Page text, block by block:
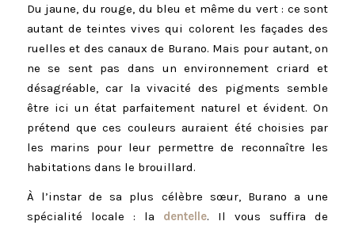
Du jaune, du rouge, du bleu et même du vert : ce sont
autant de teintes vives qui colorent les façades des
ruelles et des canaux de Burano. Mais pour autant, on
ne se sent pas dans un environnement criard et
désagréable, car la vivacité des pigments semble
être ici un état parfaitement naturel et évident. On
prétend que ces couleurs auraient été choisies par
les marins pour leur permettre de reconnaître les
habitations dans le brouillard.
À l’instar de sa plus célèbre sœur, Burano a une
spécialité locale : la dentelle. Il vous suffira de